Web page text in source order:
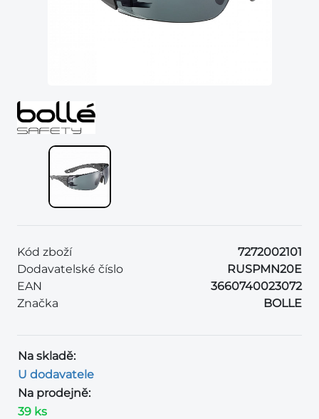
Kód zboží
7272002101
Dodavatelské číslo
RUSPMN20E
EAN
3660740023072
Značka
BOLLE
Na skladě:
U dodavatele
Na prodejně:
39 ks